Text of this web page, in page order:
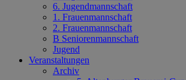
6. Jugendmannschaft
1. Frauenmannschaft
2. Frauenmannschaft
B Seniorenmannschaft
Jugend
Veranstaltungen
Archiv